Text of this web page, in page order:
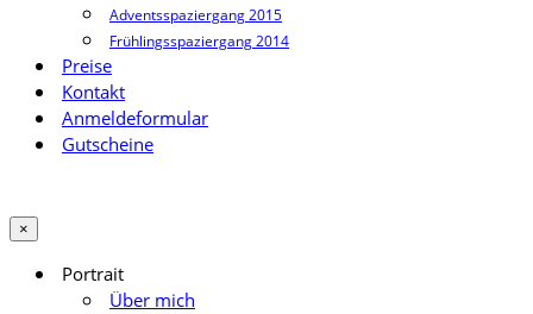
Adventsspaziergang 2015
Frühlingsspaziergang 2014
Preise
Kontakt
Anmeldeformular
Gutscheine
×
Portrait
Über mich